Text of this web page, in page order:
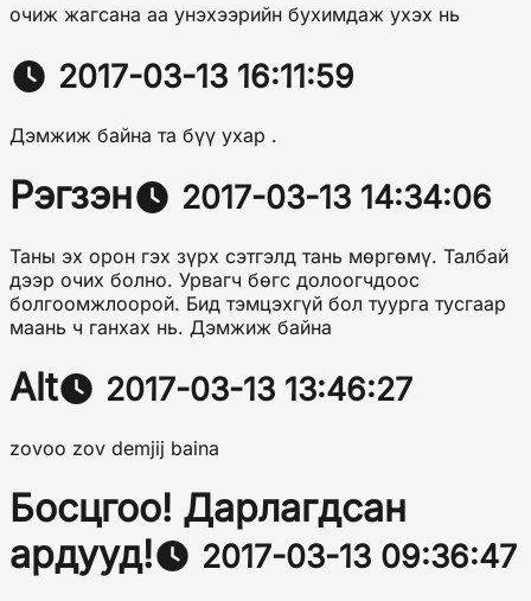
очиж жагсана аа унэхээрийн бухимдаж ухэх нь
2017-03-13 16:11:59
Дэмжиж байна та бүү ухар .
Рэгзэн 2017-03-13 14:34:06
Таны эх орон гэх зүрх сэтгэлд тань мөргөмү. Талбай
дээр очих болно. Урвагч бөгс долоогчдоос
болгоомжлоорой. Бид тэмцэхгүй бол туурга тусгаар
маань ч ганхах нь. Дэмжиж байна
Alt 2017-03-13 13:46:27
zovoo zov demjij baina
Босцгоо! Дарлагдсан
ардууд!
2017-03-13 09:36:47